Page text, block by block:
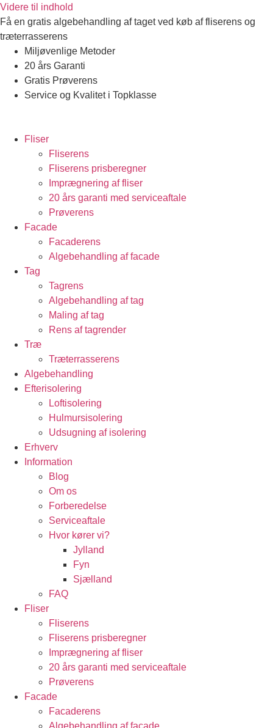
Videre til indhold
Få en gratis algebehandling af taget ved køb af fliserens og
træterrasserens
Miljøvenlige Metoder
20 års Garanti
Gratis Prøverens
Service og Kvalitet i Topklasse
Fliser
Fliserens
Fliserens prisberegner
Imprægnering af fliser
20 års garanti med serviceaftale
Prøverens
Facade
Facaderens
Algebehandling af facade
Tag
Tagrens
Algebehandling af tag
Maling af tag
Rens af tagrender
Træ
Træterrasserens
Algebehandling
Efterisolering
Loftisolering
Hulmursisolering
Udsugning af isolering
Erhverv
Information
Blog
Om os
Forberedelse
Serviceaftale
Hvor kører vi?
Jylland
Fyn
Sjælland
FAQ
Fliser
Fliserens
Fliserens prisberegner
Imprægnering af fliser
20 års garanti med serviceaftale
Prøverens
Facade
Facaderens
Algebehandling af facade